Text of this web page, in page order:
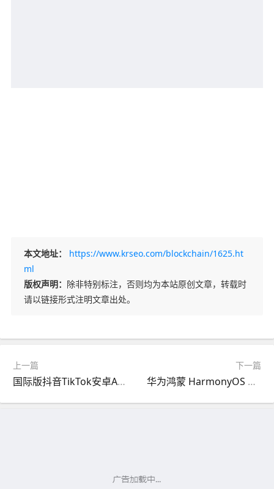
本文地址：
https://www.krseo.com/blockchain/1625.ht
ml
版权声明： 除非特别标注，否则均为本站原创文章，转载时
请以链接形式注明文章出处。
上一篇
国际版抖音TikTok安卓APP免拔卡使用（2024教程）
下一篇
华为鸿蒙 HarmonyOS 4.2 安装谷歌原生框架教程